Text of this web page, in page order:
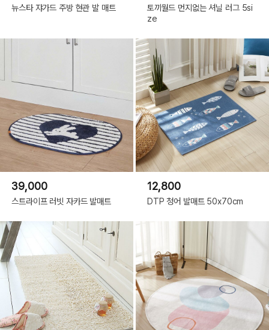
뉴스타 쟈가드 주방 현관 발 매트
토끼월드 먼지없는 셔닐 러그 5si
ze
39,000
스트라이프 러빗 자카드 발매트
12,800
DTP 청어 발매트 50x70cm